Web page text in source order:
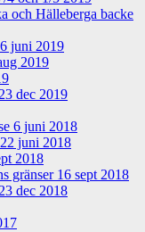
och Hälleberga backe
juni 2019
2019
dec 2019
6 juni 2018
juni 2018
2018
gränser 16 sept 2018
dec 2018